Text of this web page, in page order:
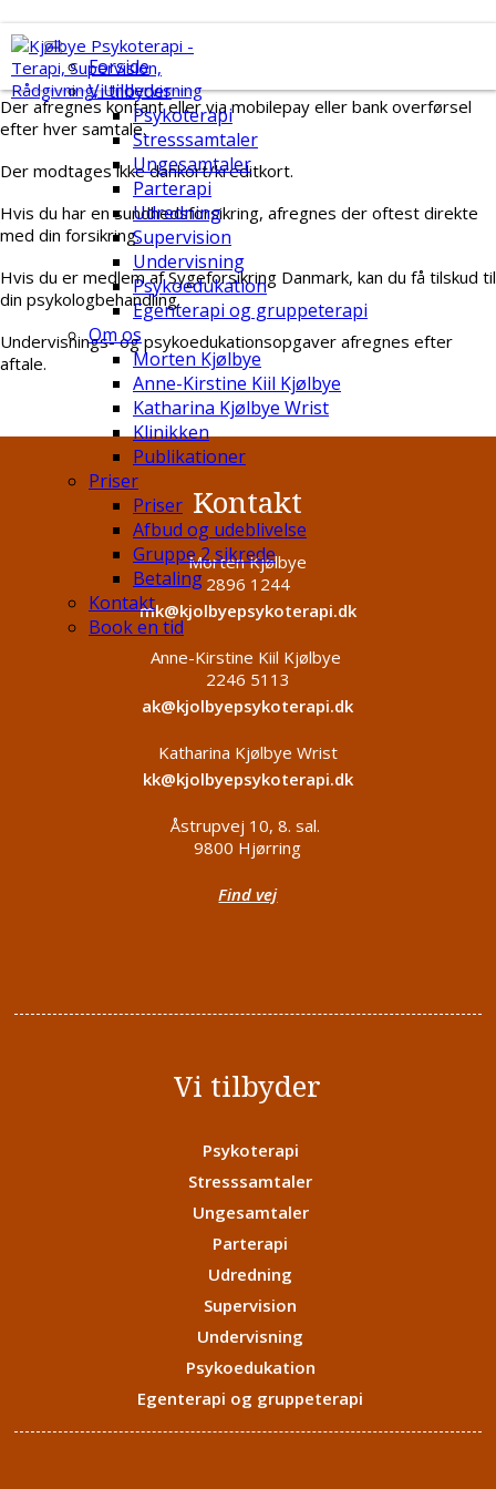
Forside
Vi tilbyder
Psykoterapi
Stresssamtaler
Ungesamtaler
Parterapi
Udredning
Supervision
Undervisning
Psykoedukation
Egenterapi og gruppeterapi
Om os
Morten Kjølbye
Anne-Kirstine Kiil Kjølbye
Katharina Kjølbye Wrist
Klinikken
Publikationer
Priser
Priser
Afbud og udeblivelse
Gruppe 2 sikrede
Betaling
Kontakt
Book en tid
Betaling
Der afregnes kontant eller via mobilepay eller bank overførsel
efter hver samtale.
Der modtages ikke dankort/kreditkort.
Hvis du har en sundhedsforsikring, afregnes der oftest direkte
med din forsikring.
Hvis du er medlem af Sygeforsikring Danmark, kan du få tilskud til
din psykologbehandling.
Undervisnings- og psykoedukationsopgaver afregnes efter
aftale.
Kontakt
Morten Kjølbye
2896 1244
mk@kjolbyepsykoterapi.dk
Anne-Kirstine Kiil Kjølbye
2246 5113
ak@kjolbyepsykoterapi.dk
Katharina Kjølbye Wrist
kk@kjolbyepsykoterapi.dk
Åstrupvej 10, 8. sal.
9800 Hjørring
Find vej
Vi tilbyder
Psykoterapi
Stresssamtaler
Ungesamtaler
Parterapi
Udredning
Supervision
Undervisning
Psykoedukation
Egenterapi og gruppeterapi